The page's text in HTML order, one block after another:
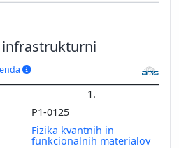
infrastrukturni
1.
P1-0125
Fizika kvantnih in
funkcionalnih materialov